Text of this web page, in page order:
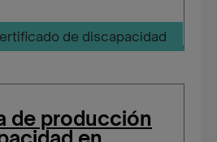
de discapacidad
de producción